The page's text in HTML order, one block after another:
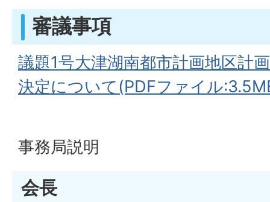
審議事項
議題1号大津湖南都市計画地区計
決定について(PDFファイル
事務局説明
会長